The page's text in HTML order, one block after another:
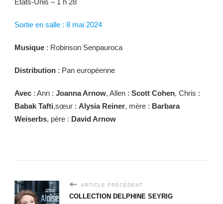
Sortie en salle : 8 mai 2024
Musique : Robinson Senpauroca
Distribution : Pan européenne
Avec : Ann : Joanna Arnow, Allen : Scott Cohen, Chris :
Babak Tafti,sœur : Alysia Reiner, mère : Barbara
Weiserbs, père : David Arnow
ARTICLE PRÉCÉDENT
COLLECTION DELPHINE SEYRIG